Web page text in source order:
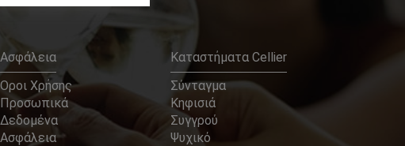
Ασφάλεια
Οροι Χρήσης
Προσωπικά
Δεδομένα
Ασφάλεια
Καταστήματα Cellier
Σύνταγμα
Κηφισιά
Συγγρού
Ψυχικό